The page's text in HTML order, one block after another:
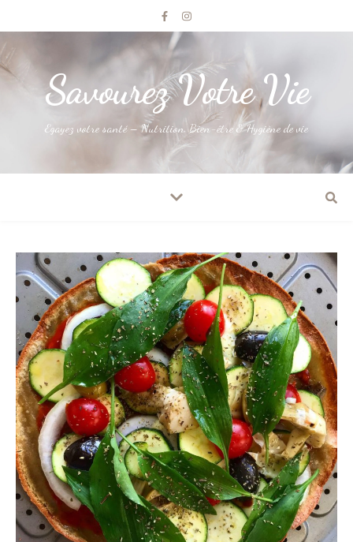
Savourez Votre Vie
Egayez votre santé – Nutrition, Bien-être & Hygiène de vie